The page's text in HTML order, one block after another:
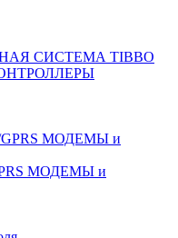
СИСТЕМА TIBBO
МОДЕМЫ и